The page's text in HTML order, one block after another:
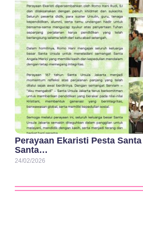
Perayaan Ekaristi Pesta
Santa…
24/02/2026